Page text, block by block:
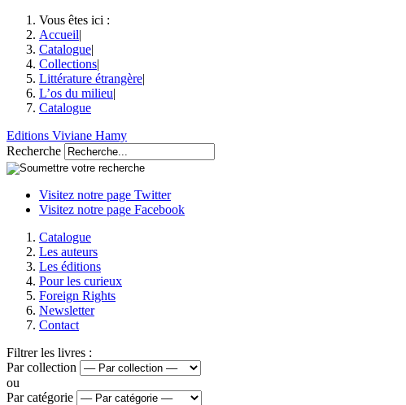
Vous êtes ici :
Accueil|
Catalogue|
Collections|
Littérature étrangère|
L’os du milieu|
Catalogue
Editions Viviane Hamy
Recherche
Visitez notre page Twitter
Visitez notre page Facebook
Catalogue
Les auteurs
Les éditions
Pour les curieux
Foreign Rights
Newsletter
Contact
Filtrer les livres :
Par collection
ou
Par catégorie